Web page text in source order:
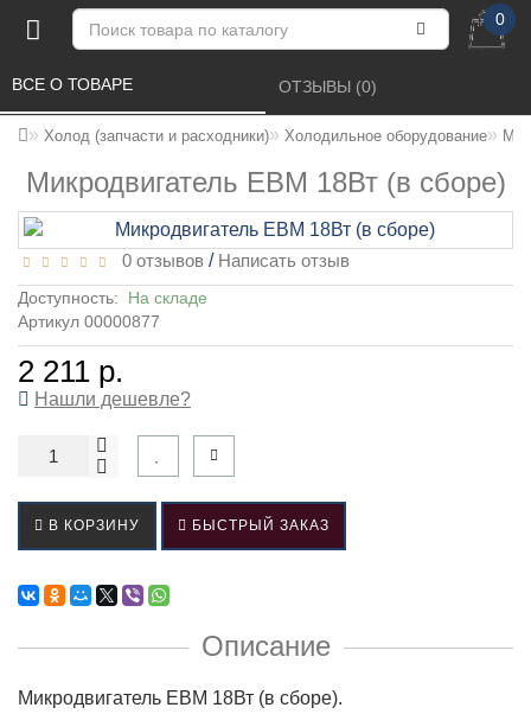
0
Холод (запчасти и расходники) Холодильное оборудование
Микродвигатель EBM 18Вт (в сборе)
ВСЕ О ТОВАРЕ ОТЗЫВЫ (0)
0 отзывов / Написать отзыв
Доступность: На складе
Артикул 00000877
2 211 р.
Нашли дешевле?
В КОРЗИНУ БЫСТРЫЙ ЗАКАЗ
Описание
Микродвигатель EBM 18Вт (в сборе).